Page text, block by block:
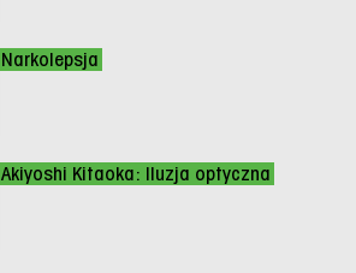
Narkolepsja
Akiyoshi Kitaoka: Iluzja optyczna